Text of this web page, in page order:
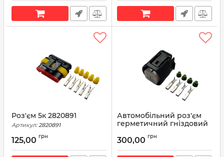
Роз'єм 5к 2820891
Артикул: 2820891
125,00 грн
Автомобільний роз'єм
герметичний гніздовий
SUMITOMO 6189-0694
300,00 грн